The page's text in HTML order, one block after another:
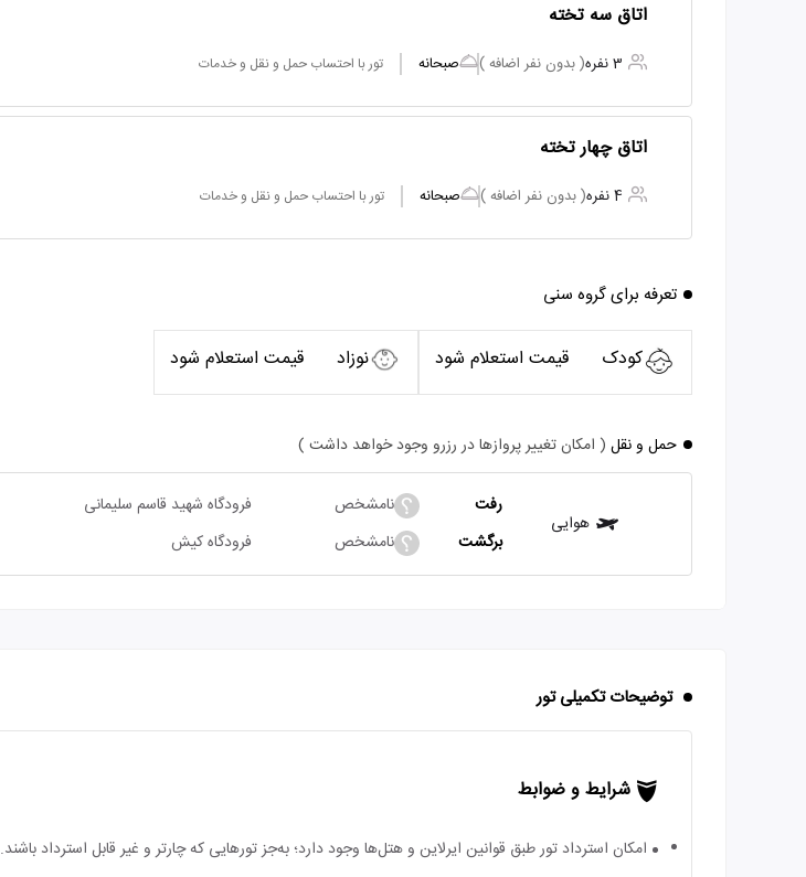
اتاق سه تخته
3 نفره ( بدون نفر اضافه ) صبحانه تور با احتساب حمل و نقل و خدمات
اتاق چهار تخته
4 نفره ( بدون نفر اضافه ) صبحانه تور با احتساب حمل و نقل و خدمات
تعرفه برای گروه سنی
کودک قیمت استعلام شود نوزاد قیمت استعلام شود
حمل و نقل ( امکان تغییر پروازها در رزرو وجود خواهد داشت )
هوایی
رفت نامشخص فرودگاه شهید قاسم سلیمانی
برگشت نامشخص فرودگاه کیش
توضیحات تکمیلی تور
شرایط و ضوابط
امکان استرداد تور طبق قوانین ایرلاین و هتل‌ها وجود دارد؛ به‌جز تورهایی که چارتر و غیر قابل استرداد باشند.